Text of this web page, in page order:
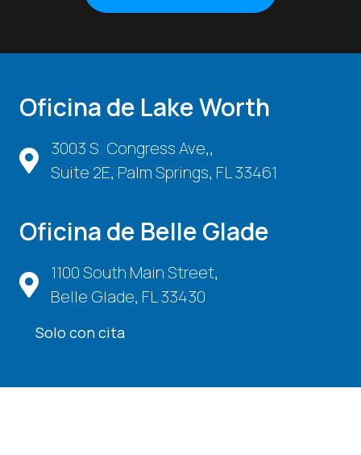
Oficina de Lake Worth
3003 S. Congress Ave,,
Suite 2E, Palm Springs, FL 33461
Oficina de Belle Glade
1100 South Main Street,
Belle Glade, FL 33430
Solo con cita